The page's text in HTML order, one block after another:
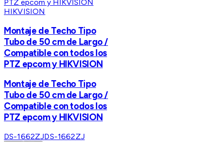
HIKVISION
Montaje de Techo Tipo
Tubo de 50 cm de Largo /
Compatible con todos los
PTZ epcom y HIKVISION
Montaje de Techo Tipo
Tubo de 50 cm de Largo /
Compatible con todos los
PTZ epcom y HIKVISION
DS-1662ZJDS-1662ZJ